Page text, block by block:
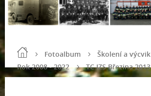
Fotoalbum
Školení a výcvik
Rok 2008 - 2022
TC IZS Březina 2013